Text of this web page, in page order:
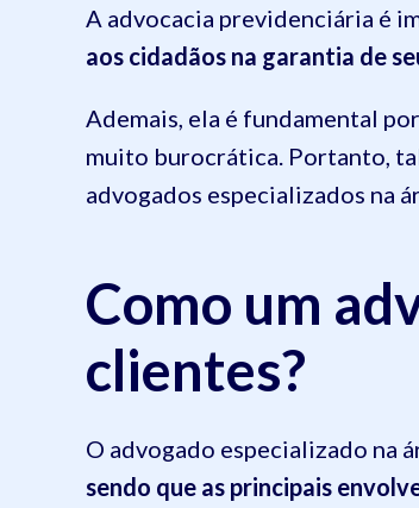
A advocacia previdenciária é
aos cidadãos na garantia de
Ademais, ela é fundamental
muito burocrática. Portanto,
advogados especializados na
Como um
clientes?
O advogado especializado na
sendo que as principais